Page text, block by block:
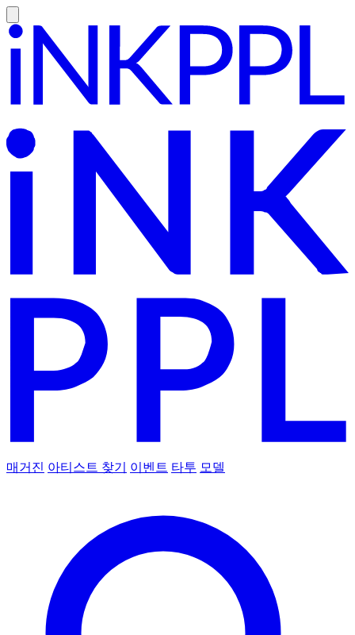
매거진 아티스트 찾기 이벤트 타투 모델